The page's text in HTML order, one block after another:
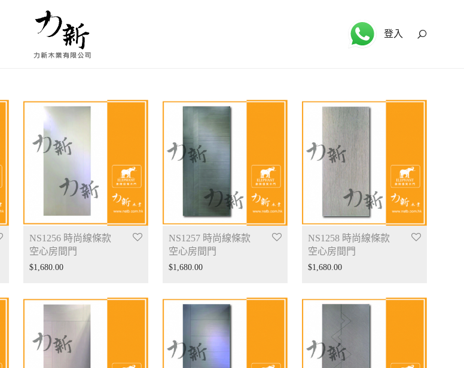
登入
NS1256 時尚線條款
空心房間門
$1,680.00
NS1257 時尚線條款
空心房間門
$1,680.00
NS1258 時尚線條款
空心房間門
$1,680.00